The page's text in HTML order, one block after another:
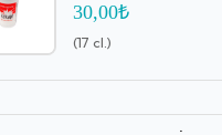
30,00₺
(17 cl.)